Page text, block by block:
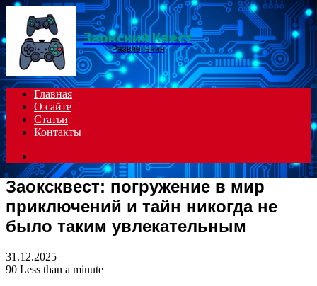
Menu
Заокский Квест
Развлечения
Главная
О сайте
Статьи
Контакты
for
Заоксквест: погружение в мир
приключений и тайн никогда не
было таким увлекательным
31.12.2025
90 Less than a minute